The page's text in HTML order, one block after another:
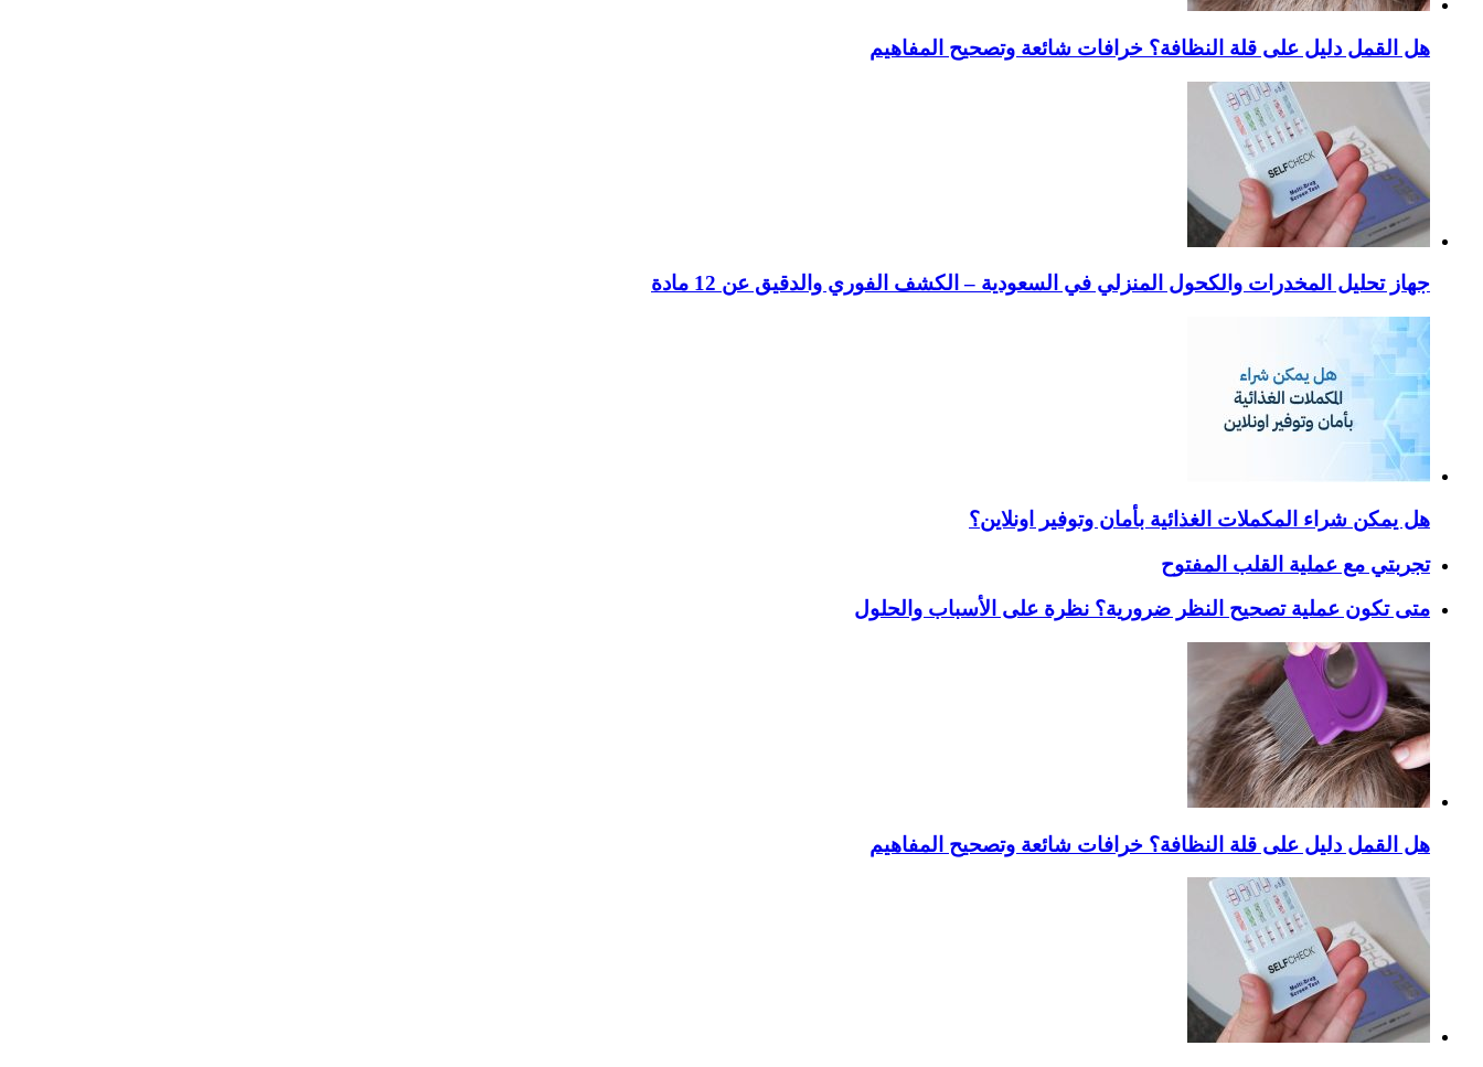
هل القمل دليل على قلة النظافة؟ خرافات شائعة وتصحيح المفاهيم
جهاز تحليل المخدرات والكحول المنزلي في السعودية – الكشف الفوري والدقيق عن 12 مادة
هل يمكن شراء المكملات الغذائية بأمان وتوفير اونلاين؟
تجربتي مع عملية القلب المفتوح
متى تكون عملية تصحيح النظر ضرورية؟ نظرة على الأسباب والحلول
هل القمل دليل على قلة النظافة؟ خرافات شائعة وتصحيح المفاهيم